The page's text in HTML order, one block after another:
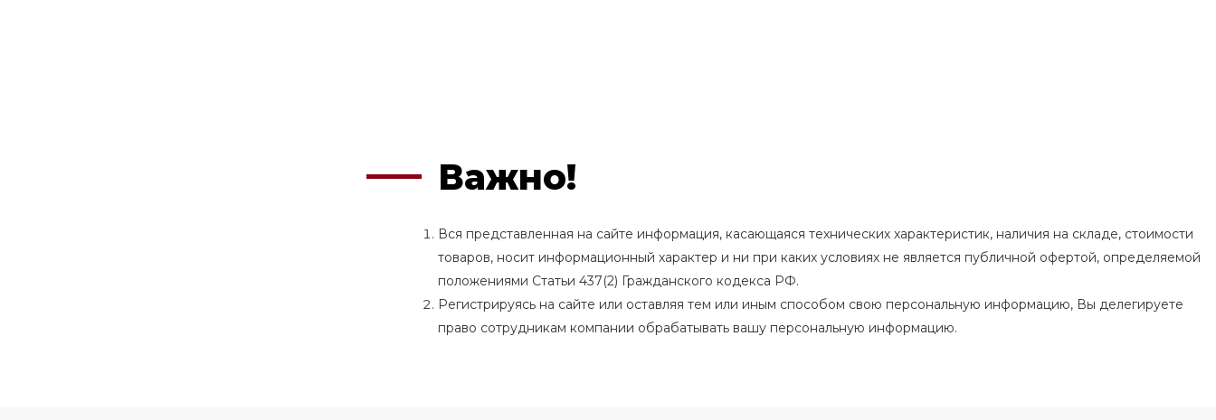
Важно!
Вся представленная на сайте информация, касающаяся технических характеристик, наличия на складе, стоимости
товаров, носит информационный характер и ни при каких условиях не является публичной офертой, определяемой
положениями Статьи 437(2) Гражданского кодекса РФ.
Регистрируясь на сайте или оставляя тем или иным способом свою персональную информацию, Вы делегируете
право сотрудникам компании обрабатывать вашу персональную информацию.